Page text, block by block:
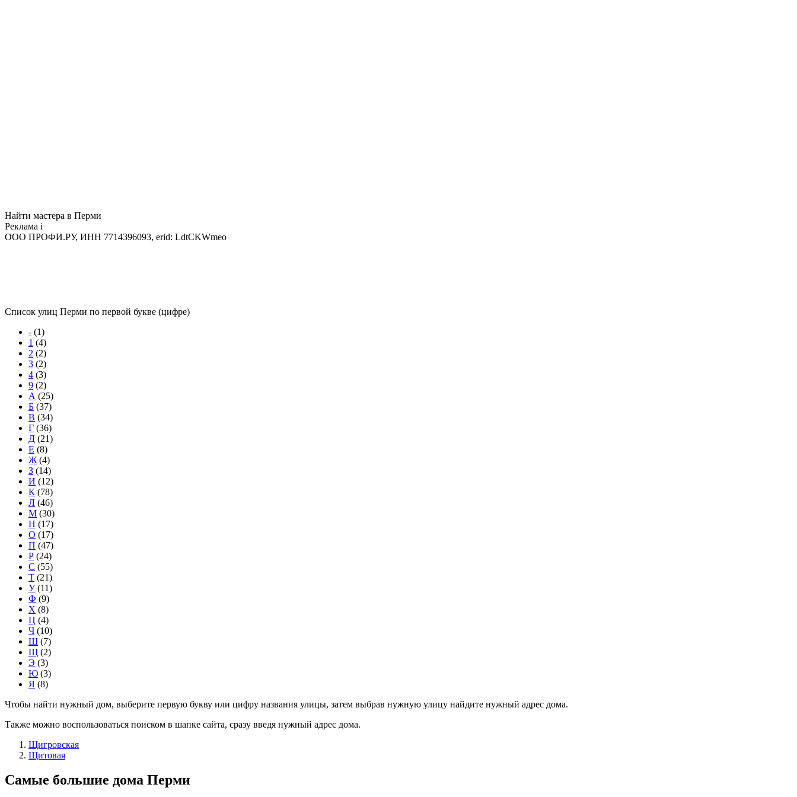
Найти мастера в Перми
Реклама i
ООО ПРОФИ.РУ, ИНН 7714396093, erid: LdtCKWmeo
Список улиц Перми по первой букве (цифре)
- (1)
1 (4)
2 (2)
3 (2)
4 (3)
9 (2)
А (25)
Б (37)
В (34)
Г (36)
Д (21)
Е (8)
Ж (4)
З (14)
И (12)
К (78)
Л (46)
М (30)
Н (17)
О (17)
П (47)
Р (24)
С (55)
Т (21)
У(11)
Ф (9)
Х (8)
Ц (4)
Ч (10)
Ш (7)
Щ (2)
Э (3)
Ю (3)
Я (8)
Чтобы найти нужный дом, выберите первую букву или цифру названия улицы, затем выбрав нужную улицу найдите нужный адрес дома.
Также можно воспользоваться поиском в шапке сайта, сразу введя нужный адрес дома.
Щигровская
Щитовая
Самые большие дома Перми